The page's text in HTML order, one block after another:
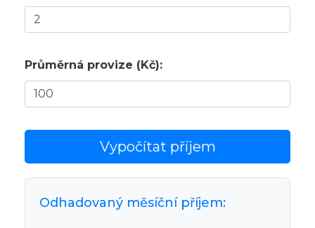
Průměrná provize (Kč):
Vypočítat příjem
Odhadovaný měsíční příjem: